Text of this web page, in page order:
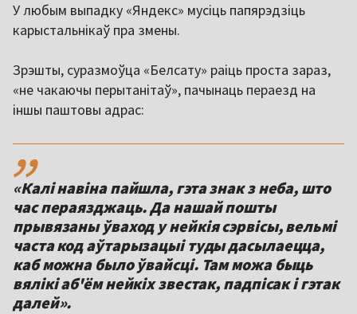
У любым выпадку «Яндекс» мусіць папярэдзіць
карыстальнікаў пра змены.
Зрэшты, суразмоўца «Белсату» раіць проста зараз,
«не чакаючы перытанітаў», пачынаць пераезд на
іншы паштовы адрас:
,,
«Калі навіна пайшла, гэта знак з неба, што
час пераязджаць. Да нашай пошты
прывязаны ўваход у нейкія сэрвісы, вельмі
часта код аўтарызацыі туды дасылаецца,
каб можна было ўвайсці. Там можа быць
вялікі аб'ём нейкіх звестак, падпісак і гэтак
далей».